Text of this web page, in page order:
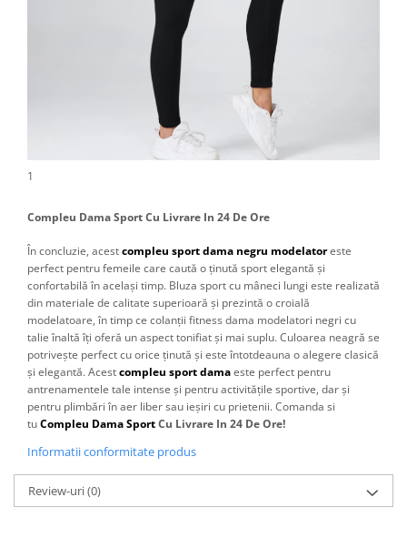
1
Compleu Dama Sport Cu Livrare In 24 De Ore
În concluzie, acestcompleu sport dama negru modelatoreste
perfect pentru femeile care caută o ținută sport elegantă și
confortabilă în același timp. Bluza sport cu mâneci lungi este realizată
din materiale de calitate superioară și prezintă o croială
modelatoare, în timp ce colanții fitness dama modelatori negri cu
talie înaltă îți oferă un aspect tonifiat și mai suplu. Culoarea neagră se
potrivește perfect cu orice ținută și este întotdeauna o alegere clasică
și elegantă. Acestcompleu sport damaeste perfect pentru
antrenamentele tale intense și pentru activitățile sportive, dar și
pentru plimbări în aer liber sau ieșiri cu prietenii. Comanda si
tuCompleu Dama SportCu Livrare In 24 De Ore!
Informatii conformitate produs
Review-uri(0)